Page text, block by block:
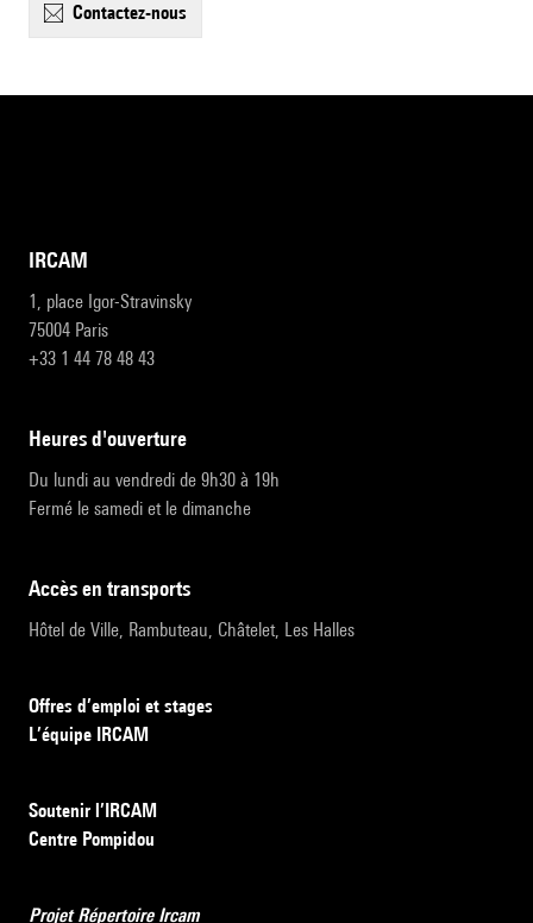
contactez-nous
IRCAM
1, place Igor-Stravinsky
75004 Paris
+33 1 44 78 48 43
heures d'ouverture
Du lundi au vendredi de 9h30 à 19h
Fermé le samedi et le dimanche
accès en transports
Hôtel de Ville, Rambuteau, Châtelet, Les Halles
Offres d’emploi et stages
L’équipe IRCAM
Soutenir l’IRCAM
Centre Pompidou
Projet Répertoire Ircam